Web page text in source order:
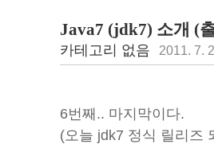
Java7 (jdk7) 소개 (
카테고리 없음 2011. 7.
6번째.. 마지막이다.
(오늘 jdk7 정식 릴리즈